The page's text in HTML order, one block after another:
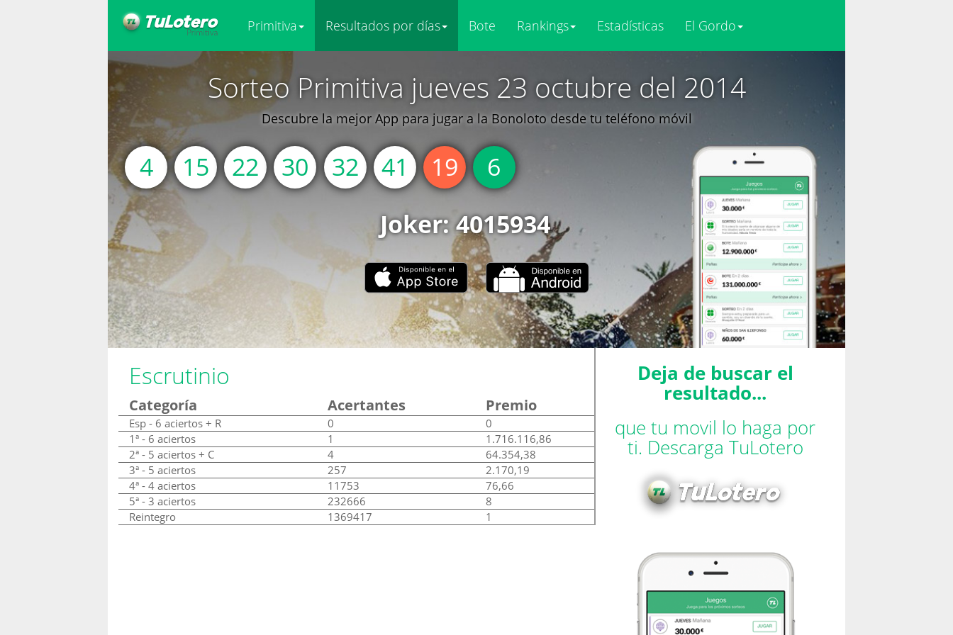
Primitiva Resultados por días Bote Rankings Estadísticas El Gordo
Sorteo Primitiva jueves 23 octubre del 2014
Descubre la mejor App para jugar a la Bonoloto desde tu teléfono móvil
4 15 22 30 32 41 19
6
Joker: 4015934
Escrutinio
Categoría Acertantes Premio
Esp - 6 aciertos + R 0
0
1ª - 6 aciertos
1
1.716.116,86
2ª - 5 aciertos + C
4
64.354,38
3ª - 5 aciertos
257
2.170,19
4ª - 4 aciertos
11753
76,66
5ª - 3 aciertos
232666
8
Reintegro
1369417 1
Deja de buscar el
resultado...
que tu movil lo haga por
ti. Descarga TuLotero